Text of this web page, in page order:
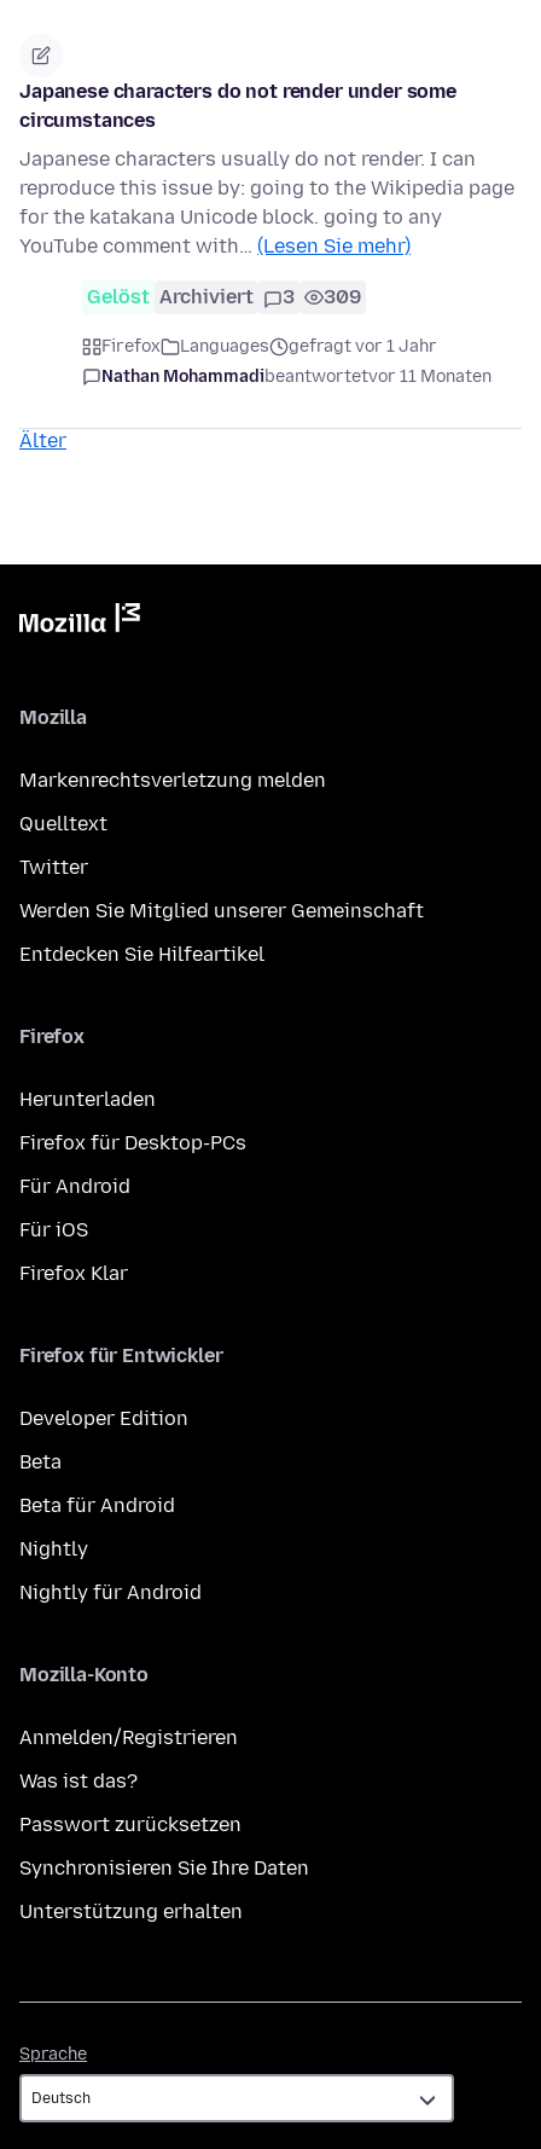
Japanese characters do not render under some
circumstances
Japanese characters usually do not render. I can
reproduce this issue by: going to the Wikipedia page
for the katakana Unicode block. going to any
YouTube comment with… (Lesen Sie mehr)
Gelöst Archiviert 3 309
Firefox Languages
gefragt vor 1 Jahr
Nathan Mohammadibeantwortetvor 11 Monaten
Älter
Mozilla
Markenrechtsverletzung melden
Quelltext
Twitter
Werden Sie Mitglied unserer Gemeinschaft
Entdecken Sie Hilfeartikel
Firefox
Herunterladen
Firefox für Desktop-PCs
Für Android
Für iOS
Firefox Klar
Firefox für Entwickler
Developer Edition
Beta
Beta für Android
Nightly
Nightly für Android
Mozilla-Konto
Anmelden/Registrieren
Was ist das?
Passwort zurücksetzen
Synchronisieren Sie Ihre Daten
Unterstützung erhalten
Sprache